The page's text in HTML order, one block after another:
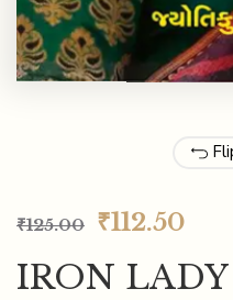
₹125.00 ₹112.50
IRON LADY